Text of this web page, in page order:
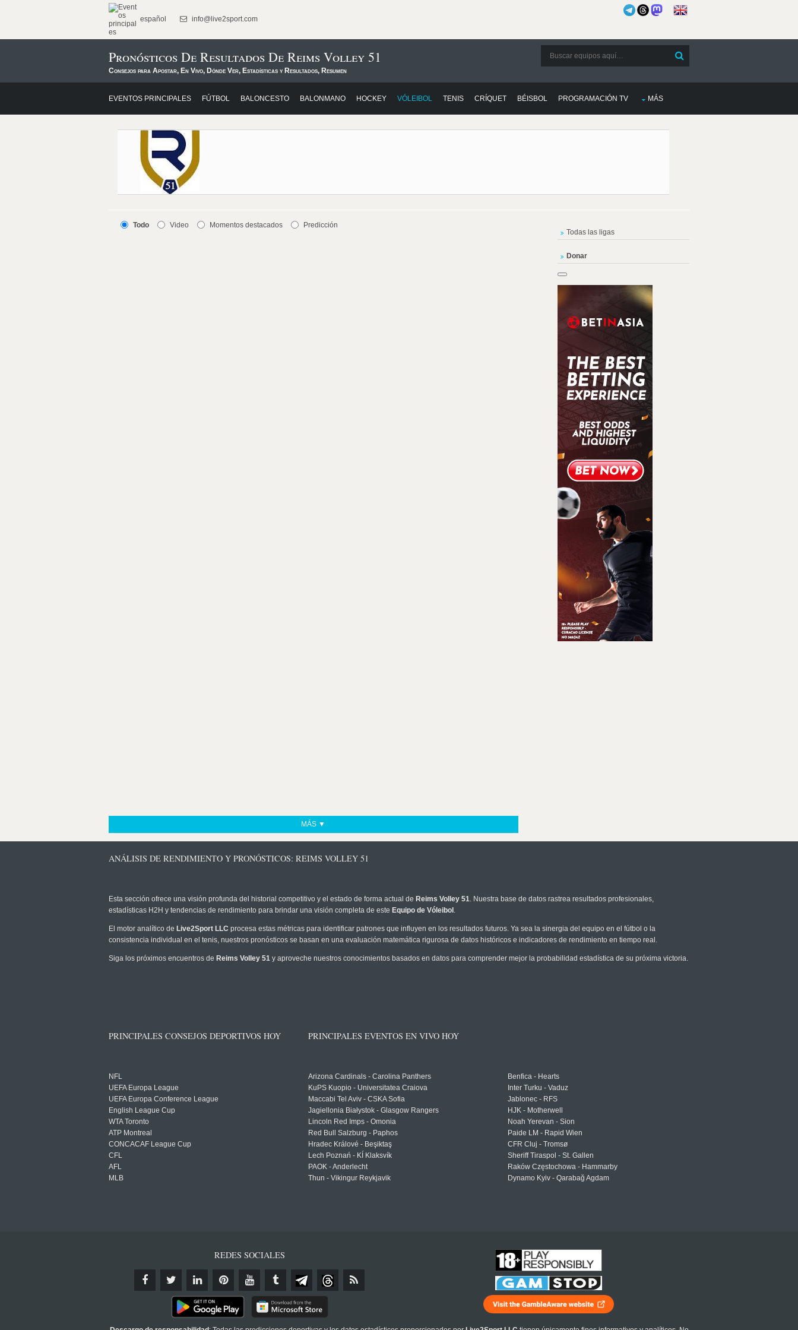
español info@live2sport.com
Pronósticos De Resultados De Reims Volley 51
Consejos para Apostar, En Vivo, Dónde Ver, Estadísticas y Resultados, Resumen
EVENTOS PRINCIPALES FÚTBOL BALONCESTO BALONMANO HOCKEY VÓLEIBOL TENIS CRÍQUET BÉISBOL PROGRAMACIÓN TV MÁS
Todo Video Momentos destacados Predicción
MÁS ▼
Todas las ligas
Donar
ANÁLISIS DE RENDIMIENTO Y PRONÓSTICOS: REIMS VOLLEY 51
Esta sección ofrece una visión profunda del historial competitivo y el estado de forma actual de Reims Volley 51. Nuestra base de datos rastrea resultados profesionales,
estadísticas H2H y tendencias de rendimiento para brindar una visión completa de este Equipo de Vóleibol .
El motor analítico de Live2Sport LLC procesa estas métricas para identificar patrones que influyen en los resultados futuros. Ya sea la sinergia del equipo en el fútbol o la
consistencia individual en el tenis, nuestros pronósticos se basan en una evaluación matemática rigurosa de datos históricos e indicadores de rendimiento en tiempo real.
Siga los próximos encuentros de Reims Volley 51 y aproveche nuestros conocimientos basados en datos para comprender mejor la probabilidad estadística de su próxima victoria.
PRINCIPALES CONSEJOS DEPORTIVOS HOY
NFL
UEFA Europa League
UEFA Europa Conference League
English League Cup
WTA Toronto
ATP Montreal
CONCACAF League Cup
CFL
AFL
MLB
PRINCIPALES EVENTOS EN VIVO HOY
Arizona Cardinals - Carolina Panthers
KuPS Kuopio - Universitatea Craiova
Maccabi Tel Aviv - CSKA Sofia
Jagiellonia Białystok - Glasgow Rangers
Lincoln Red Imps - Omonia
Red Bull Salzburg - Paphos
Hradec Králové - Beşiktaş
Lech Poznań - KÍ Klaksvík
PAOK - Anderlecht
Thun - Vikingur Reykjavik
Benfica - Hearts
Inter Turku - Vaduz
Jablonec - RFS
HJK - Motherwell
Noah Yerevan - Sion
Paide LM - Rapid Wien
CFR Cluj - Tromsø
Sheriff Tiraspol - St. Gallen
Raków Częstochowa - Hammarby
Dynamo Kyiv - Qarabağ Agdam
REDES SOCIALES